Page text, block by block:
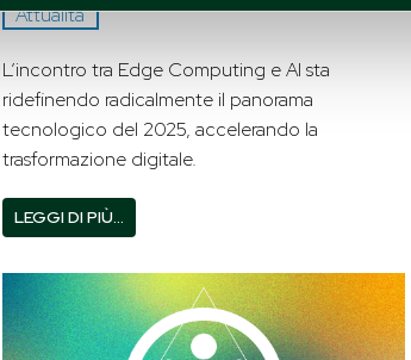
Attualità
L’incontro tra Edge Computing e AI sta
ridefinendo radicalmente il panorama
tecnologico del 2025, accelerando la
trasformazione digitale.
LEGGI DI PIÙ…